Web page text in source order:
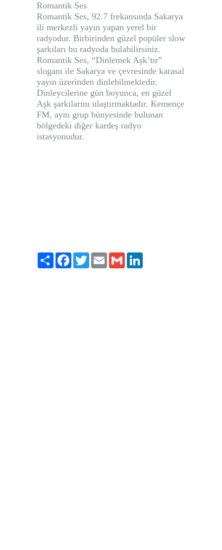
Romantik Ses
Romantik Ses, 92.7 frekansında Sakarya
ili merkezli yayın yapan yerel bir
radyodur. Birbirinden güzel popüler slow
şarkıları bu radyoda bulabilirsiniz.
Romantik Ses, “Dinlemek Aşk’tır”
sloganı ile Sakarya ve çevresinde karasal
yayın üzerinden dinlebilmektedir.
Dinleycilerine gün boyunca, en güzel
Aşk şarkılarını ulaştırmaktadır. Kemençe
FM, aynı grup bünyesinde bulunan
bölgedeki diğer kardeş radyo
istasyonudur.
PaylaşFacebook
TwitterEmailGmail